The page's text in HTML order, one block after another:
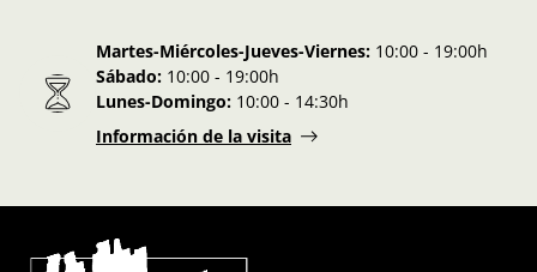
Martes-Miércoles-Jueves-Viernes: 10:00 - 19:00h
Sábado: 10:00 - 19:00h
Lunes-Domingo: 10:00 - 14:30h
Información de la visita